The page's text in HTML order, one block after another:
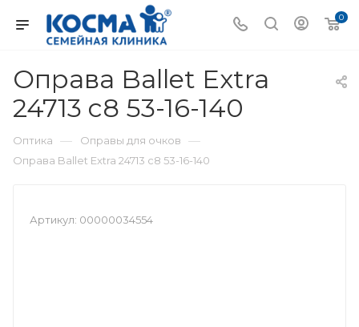
0
Оправа Ballet Extra
24713 c8 53-16-140
Оптика — Оправы для очков —
Оправа Ballet Extra 24713 c8 53-16-140
Артикул: 00000034554